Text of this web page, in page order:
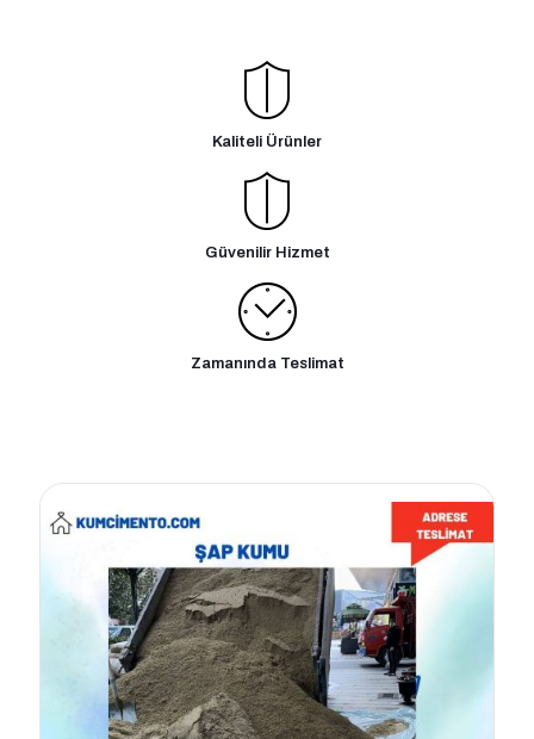
Kaliteli Ürünler
Güvenilir Hizmet
Zamanında Teslimat